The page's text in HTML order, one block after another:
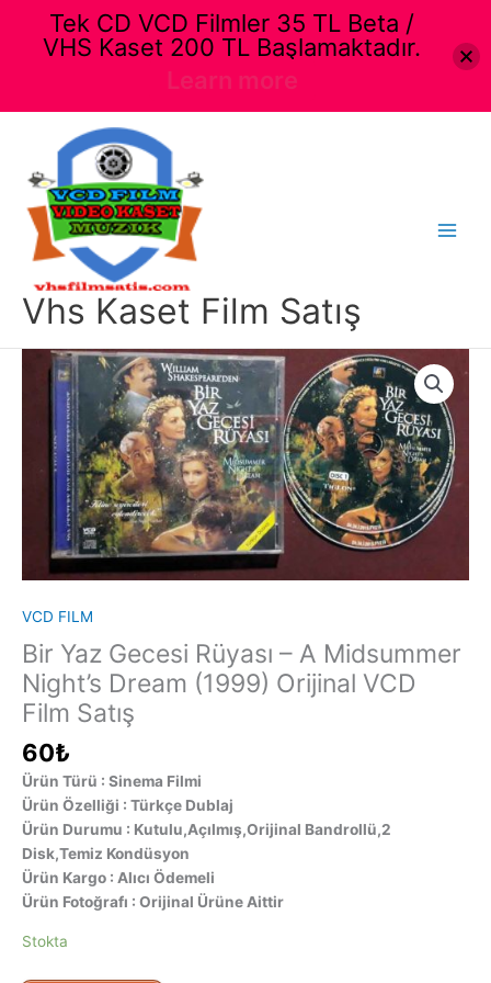
Vhs Kaset Film Satış
VCD FILM
Bir Yaz Gecesi Rüyası – A Midsummer
Night’s Dream (1999) Orijinal VCD
Film Satış
60₺
Ürün Türü : Sinema Filmi
Ürün Özelliği : Türkçe Dublaj
Ürün Durumu : Kutulu,Açılmış,Orijinal Bandrollü,2
Disk,Temiz Kondüsyon
Ürün Kargo : Alıcı Ödemeli
Ürün Fotoğrafı : Orijinal Ürüne Aittir
Stokta
Tek CD VCD Filmler 35 TL Beta /
VHS Kaset 200 TL Başlamaktadır.
Learn more